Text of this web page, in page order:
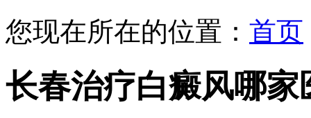
您现在所在的位置： 首页
长春治疗白癜风哪家